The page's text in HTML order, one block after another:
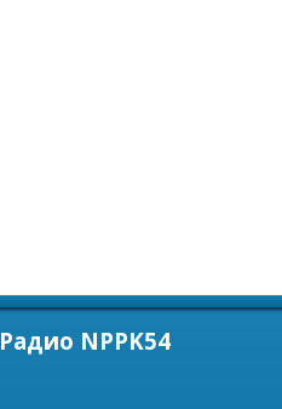
Радио NPPK54